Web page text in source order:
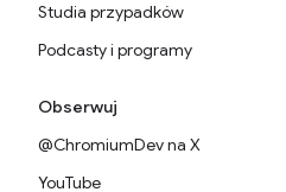
Studia przypadków
Podcasty i programy
Obserwuj
@ChromiumDev na X
YouTube